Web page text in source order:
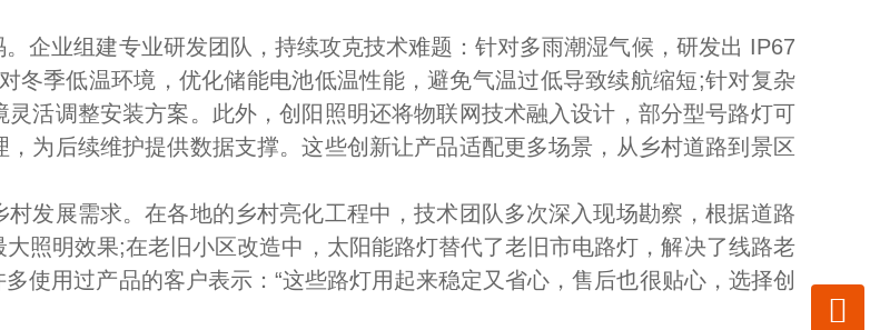
业组建专业研发团队，持续攻克技术难题：针对多雨潮湿气候，研发出 IP67
冬季低温环境，优化储能电池低温性能，避免气温过低导致续航缩短;针对复杂
活调整安装方案。此外，创阳照明还将物联网技术融入设计，部分型号路灯可
为后续维护提供数据支撑。这些创新让产品适配更多场景，从乡村道路到景区
展需求。在各地的乡村亮化工程中，技术团队多次深入现场勘察，根据道路
照明效果;在老旧小区改造中，太阳能路灯替代了老旧市电路灯，解决了线路老
使用过产品的客户表示：“这些路灯用起来稳定又省心，售后也很贴心，选择创
